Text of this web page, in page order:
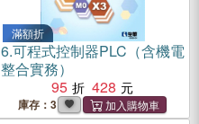
滿額折
6.可程式控制器PLC（含機電
整合實務）
95
428
庫存：3